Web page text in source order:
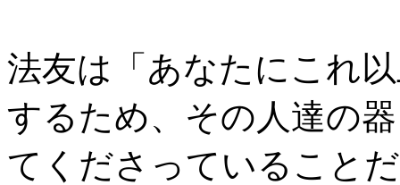
法友は「あなたにこれ
するため、その人達の
てくださっていること